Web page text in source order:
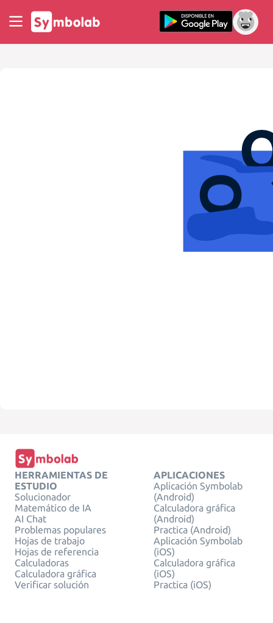
HERRAMIENTAS DE
ESTUDIO
Solucionador
Matemático de IA
AI Chat
Problemas populares
Hojas de trabajo
Hojas de referencia
Calculadoras
Calculadora gráfica
Verificar solución
APLICACIONES
Aplicación Symbolab
(Android)
Calculadora gráfica
(Android)
Practica (Android)
Aplicación Symbolab
(iOS)
Calculadora gráfica
(iOS)
Practica (iOS)